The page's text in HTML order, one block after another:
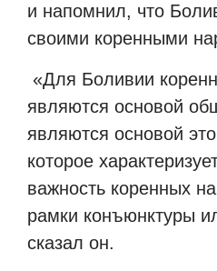
и напомнил, что
своими коренными
«Для Боливии
являются основой
являются основой
которое
важность коренных
рамки конъюнктуры
сказал он.